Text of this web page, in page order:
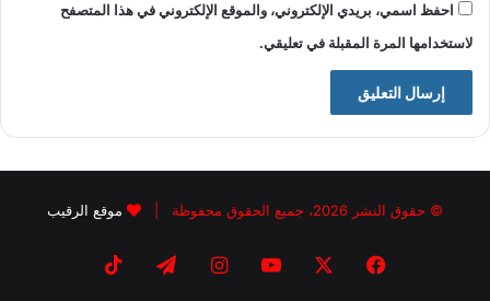
احفظ اسمي، بريدي الإلكتروني، والموقع الإلكتروني في هذا المتصفح
لاستخدامها المرة المقبلة في تعليقي.
© حقوق النشر 2026، جميع الحقوق محفوظة | موقع الرقيب
فيسبوك يوتيوب انستقرام تيلقرام